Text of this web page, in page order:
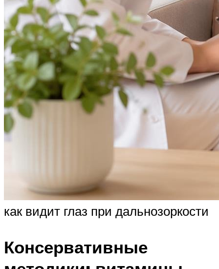
как видит глаз при дальнозоркости
Консервативные